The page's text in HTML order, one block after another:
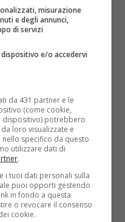
cast chiuso.
e Presta in
misurazione
e degli annunci,
di servizi
e/o accedervi
da 431 partner e le
(come cookie,
dispositivo) potrebbero
loro visualizzate e
specifico da questo
utilizzare dati di
.
i tuoi dati personali sulla
puoi opporti gestendo
in fondo a questa
o revocare il consenso
cookie.